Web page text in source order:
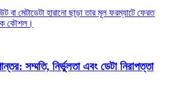
মেটাডেটা হারানো ছাড়া তার মূল ফরম্যাটে ফেরত
কৌশল।
সম্মতি, নির্ভুলতা এবং ডেটা নিরাপত্তা